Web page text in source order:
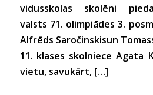
vidusskolas skolēni
valsts 71. olimpiādes 3.
Alfrēds Saročinskisun
11. klases skolniece Agata
vietu, savukārt, […]